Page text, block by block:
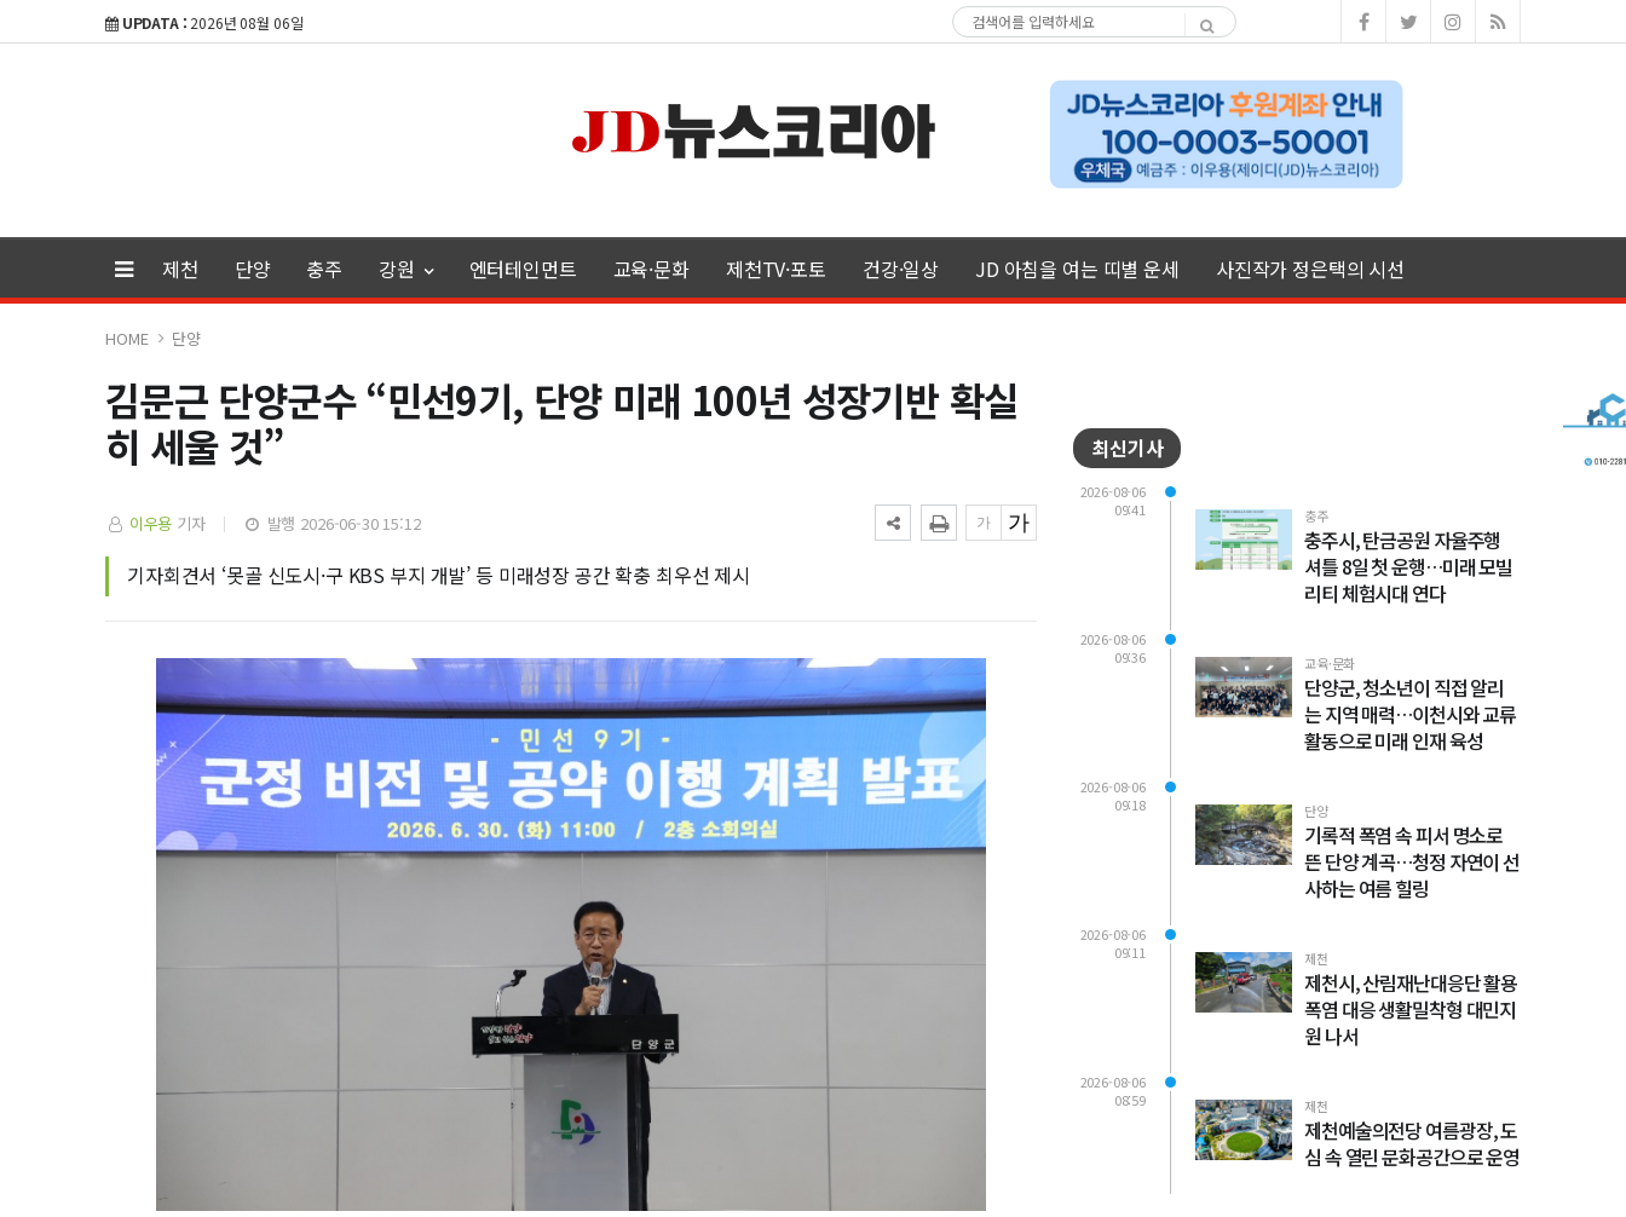
UPDATA : 2026년 08월 06일
제천 단양 충주 강원 엔터테인먼트 교육·문화 제천TV·포토 건강·일상 JD 아침을 여는 띠별 운세 사진작가 정은택의 시선
HOME 단양
김문근 단양군수 “민선9기, 단양 미래 100년 성장기반 확실
히 세울 것”
이우용 기자 발행 2026-06-30 15:12
기자회견서 ‘못골 신도시·구 KBS 부지 개발’ 등 미래성장 공간 확충 최우선 제시
최신기사
2026-08-06
09:41
충주
충주시, 탄금공원 자율주행
셔틀 8일 첫 운행…미래 모빌
리티 체험시대 연다
2026-08-06
09:36
교육·문화
단양군, 청소년이 직접 알리
는 지역 매력…이천시와 교류
활동으로 미래 인재 육성
2026-08-06
09:18
단양
기록적 폭염 속 피서 명소로
뜬 단양 계곡…청정 자연이 선
사하는 여름 힐링
2026-08-06
09:11
제천
제천시, 산림재난대응단 활용
폭염 대응 생활밀착형 대민지
원 나서
2026-08-06
08:59
제천
제천예술의전당 여름광장, 도
심 속 열린 문화공간으로 운영